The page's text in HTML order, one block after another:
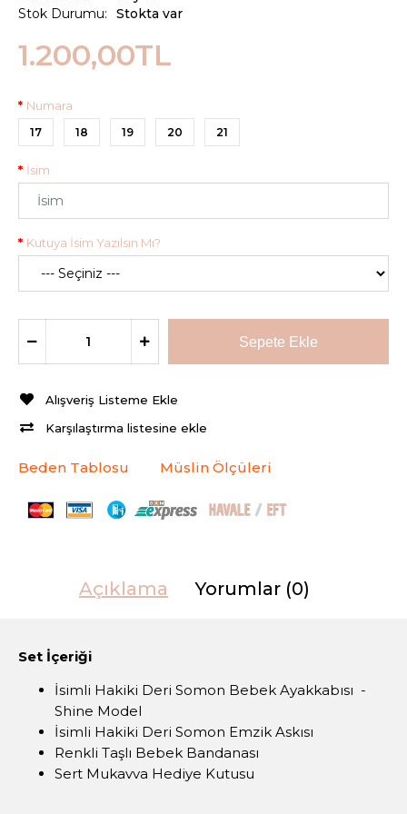
Stok Durumu:
Stokta var
1.200,00TL
Numara
17 18 19 20 21
İsim
Kutuya İsim Yazılsın Mı?
Alışveriş Listeme Ekle
Karşılaştırma listesine ekle
Beden Tablosu Müslin Ölçüleri
Açıklama Yorumlar (0)
Set İçeriği
İsimli Hakiki Deri Somon Bebek Ayakkabısı -
Shine Model
İsimli Hakiki Deri Somon Emzik Askısı
Renkli Taşlı Bebek Bandanası
Sert Mukavva Hediye Kutusu